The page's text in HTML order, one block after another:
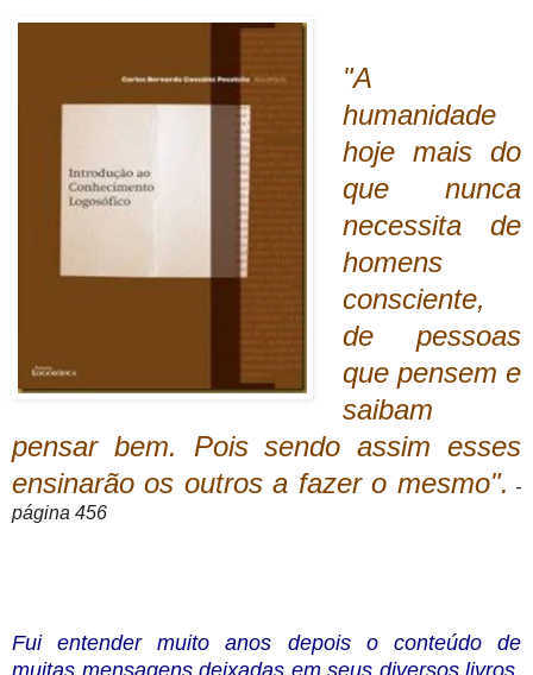
"A
humanidade
hoje mais do
que nunca
necessita de
homens
consciente,
de pessoas
que pensem e
saibam
pensar bem. Pois sendo assim esses
ensinarão os outros a fazer o mesmo". -
página 456
Fui entender muito anos depois o conteúdo de
muitas mensagens deixadas em seus diversos livros,